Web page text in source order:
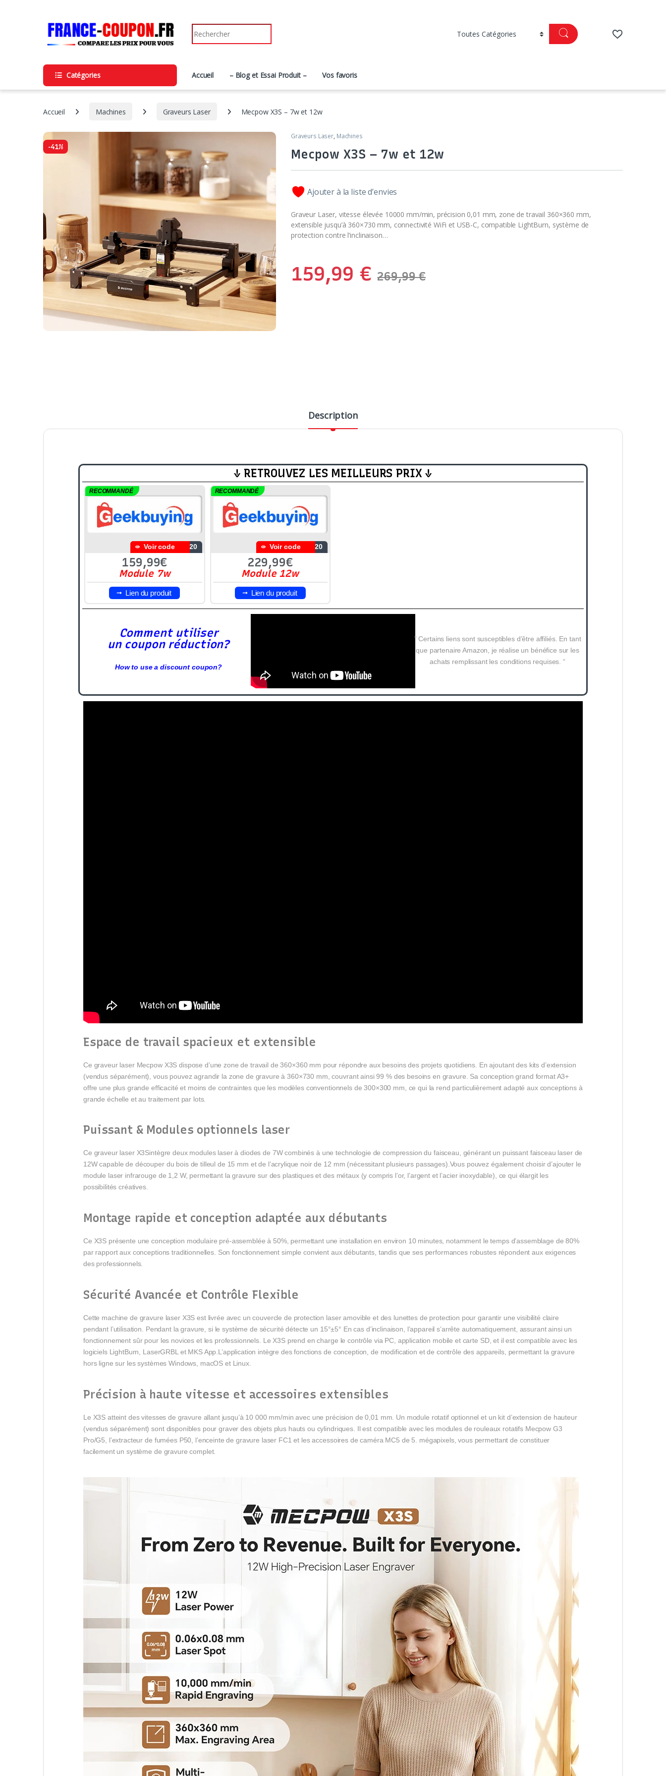
Catégories Accueil – Blog et Essai Produit – Vos favoris
Accueil Machines Graveurs Laser Mecpow X3S – 7w et 12w
-41%
Graveurs Laser, Machines
Mecpow X3S – 7w et 12w
Ajouter à la liste d’envies
Graveur Laser, vitesse élevée 10000 mm/min, précision 0,01 mm, zone de travail 360×360 mm,
extensible jusqu’à 360×730 mm, connectivité WiFi et USB-C, compatible LightBurn, système de
protection contre l’inclinaison…
159,99 € 269,99€
Description
↓ RETROUVEZ LES MEILLEURS PRIX ↓
RECOMMANDÉ
Voir code S20
159,99€
Module 7w
Lien du produit
RECOMMANDÉ
Voir code S20
229,99€
Module 12w
Lien du produit
Comment utiliser
un coupon réduction?
How to use a discount coupon?
” Certains liens sont susceptibles d’être affiliés. En tant
que partenaire Amazon, je réalise un bénéfice sur les
achats remplissant les conditions requises. “
Espace de travail spacieux et extensible
Ce graveur laser Mecpow X3S dispose d’une zone de travail de 360×360 mm pour répondre aux besoins des projets quotidiens. En ajoutant des kits d’extension
(vendus séparément), vous pouvez agrandir la zone de gravure à 360×730 mm, couvrant ainsi 99 % des besoins en gravure. Sa conception grand format A3+
offre une plus grande efficacité et moins de contraintes que les modèles conventionnels de 300×300 mm, ce qui la rend particulièrement adapté aux conceptions à
grande échelle et au traitement par lots.
Puissant & Modules optionnels laser
Ce graveur laser X3Sintègre deux modules laser à diodes de 7W combinés à une technologie de compression du faisceau, générant un puissant faisceau laser de
12W capable de découper du bois de tilleul de 15 mm et de l’acrylique noir de 12 mm (nécessitant plusieurs passages).Vous pouvez également choisir d’ajouter le
module laser infrarouge de 1,2 W, permettant la gravure sur des plastiques et des métaux (y compris l’or, l’argent et l’acier inoxydable), ce qui élargit les
possibilités créatives.
Montage rapide et conception adaptée aux débutants
Ce X3S présente une conception modulaire pré-assemblée à 50%, permettant une installation en environ 10 minutes, notamment le temps d’assemblage de 80%
par rapport aux conceptions traditionnelles. Son fonctionnement simple convient aux débutants, tandis que ses performances robustes répondent aux exigences
des professionnels.
Sécurité Avancée et Contrôle Flexible
Cette machine de gravure laser X3S est livrée avec un couvercle de protection laser amovible et des lunettes de protection pour garantir une visibilité claire
pendant l’utilisation. Pendant la gravure, si le système de sécurité détecte un 15°±5° En cas d’inclinaison, l’appareil s’arrête automatiquement, assurant ainsi un
fonctionnement sûr pour les novices et les professionnels. Le X3S prend en charge le contrôle via PC, application mobile et carte SD, et il est compatible avec les
logiciels LightBurn, LaserGRBL et MKS App.L’application intègre des fonctions de conception, de modification et de contrôle des appareils, permettant la gravure
hors ligne sur les systèmes Windows, macOS et Linux.
Précision à haute vitesse et accessoires extensibles
Le X3S atteint des vitesses de gravure allant jusqu’à 10 000 mm/min avec une précision de 0,01 mm. Un module rotatif optionnel et un kit d’extension de hauteur
(vendus séparément) sont disponibles pour graver des objets plus hauts ou cylindriques. Il est compatible avec les modules de rouleaux rotatifs Mecpow G3
Pro/G5, l’extracteur de fumées P50, l’enceinte de gravure laser FC1 et les accessoires de caméra MC5 de 5. mégapixels, vous permettant de constituer
facilement un système de gravure complet.